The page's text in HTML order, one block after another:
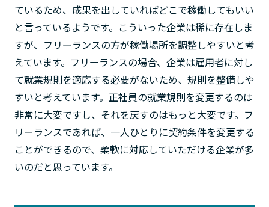
ているため、成果を出していればどこで稼働してもいい
と言っているようです。こういった企業は稀に存在しま
すが、フリーランスの方が稼働場所を調整しやすいと考
えています。フリーランスの場合、企業は雇用者に対し
て就業規則を適応する必要がないため、規則を整備しや
すいと考えています。正社員の就業規則を変更するのは
非常に大変ですし、それを戻すのはもっと大変です。フ
リーランスであれば、一人ひとりに契約条件を変更する
ことができるので、柔軟に対応していただける企業が多
いのだと思っています。